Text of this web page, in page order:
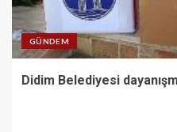
GÜNDEM
Didim Belediyesi